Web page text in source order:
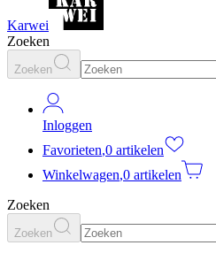
Karwei
Zoeken
Zoeken
Inloggen
Favorieten,0 artikelen
Winkelwagen,0 artikelen
Zoeken
Zoeken